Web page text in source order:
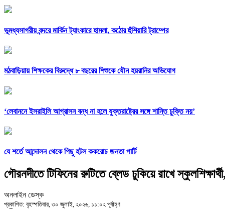
ভূমধ্যসাগরীয় বন্দরে মার্কিন ট্যাংকারে হামলা, কঠোর হুঁশিয়ারি ট্রাম্পের
মঠবাড়িয়ায় শিক্ষকের বিরুদ্ধে ৮ বছরের শিশুকে যৌন হয়রানির অভিযোগ
‘লেবাননে ইসরাইলি আগ্রাসন বন্ধ না হলে যুক্তরাষ্ট্রের সঙ্গে শান্তি চুক্তি নয়’
যে শর্তে আন্দোলন থেকে পিছু হটল ককরোচ জনতা পার্টি
গৌরনদীতে টিফিনের রুটিতে ব্লেড ঢুকিয়ে রাখে
অনলাইন ডেস্ক
প্রকাশিত: বৃহস্পতিবার, ৩০ জুলাই, ২০২৬, ১১:০২ পূর্বাহ্ণ